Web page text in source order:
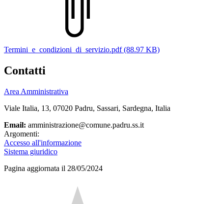
Termini_e_condizioni_di_servizio.pdf (88.97 KB)
Contatti
Area Amministrativa
Viale Italia, 13, 07020 Padru, Sassari, Sardegna, Italia
Email: amministrazione@comune.padru.ss.it
Argomenti:
Accesso all'informazione
Sistema giuridico
Pagina aggiornata il 28/05/2024